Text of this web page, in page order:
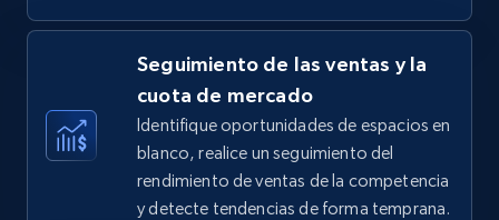
5.6K+ 878+ Comenzar ahora
TikTok Shop
URL, Title, Available, Description, Currency, Initial
price, Final price, Discount percent, and more.
Seguimiento de las ventas y la
cuota de mercado
Identifique oportunidades de espacios en
blanco, realice un seguimiento del
rendimiento de ventas de la competencia
y detecte tendencias de forma temprana.